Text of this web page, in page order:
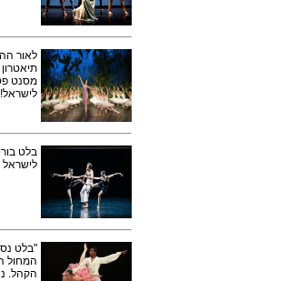
לאור
מסנט
לישראל!
בלט
לישראל
"בלט
המחול
הקהל.